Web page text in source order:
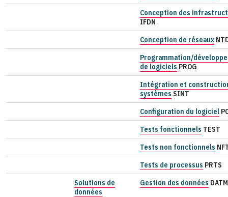
Conception des
IFDN
Conception de réseaux
Programmation/
de logiciels PROG
Intégration et
systèmes SINT
Configuration du logiciel
Tests fonctionnels TEST
Tests non fonctionnels
Tests de processus PRTS
Solutions de
données
Gestion des données DATM